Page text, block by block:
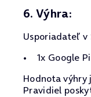
6. Výhra:
Usporiadateľ v
1x Google
Hodnota
Pravidiel